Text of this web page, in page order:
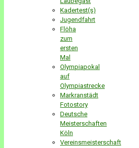
Kadertest(s)
Jugendfahrt
Flöha
zum
ersten
Mal
Olympiapokal
auf
Olympiastrecke
Markranstädt
Fotostory
Deutsche
Meisterschaften
Köln
Vereinsmeisterschaft